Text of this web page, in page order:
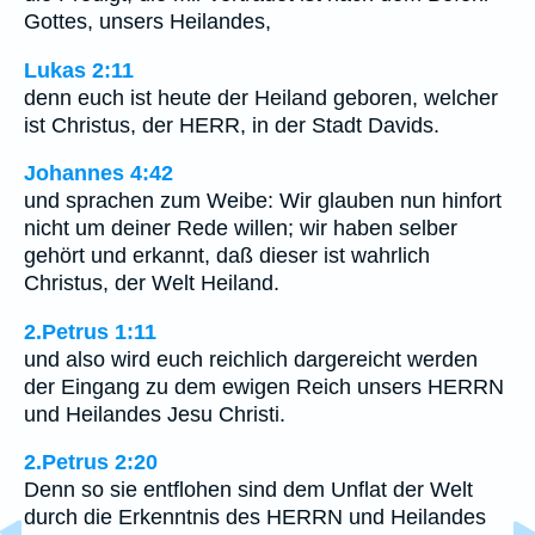
Gottes, unsers Heilandes,
Lukas 2:11
denn euch ist heute der Heiland geboren, welcher
ist Christus, der HERR, in der Stadt Davids.
Johannes 4:42
und sprachen zum Weibe: Wir glauben nun hinfort
nicht um deiner Rede willen; wir haben selber
gehört und erkannt, daß dieser ist wahrlich
Christus, der Welt Heiland.
2.Petrus 1:11
und also wird euch reichlich dargereicht werden
der Eingang zu dem ewigen Reich unsers HERRN
und Heilandes Jesu Christi.
2.Petrus 2:20
Denn so sie entflohen sind dem Unflat der Welt
durch die Erkenntnis des HERRN und Heilandes